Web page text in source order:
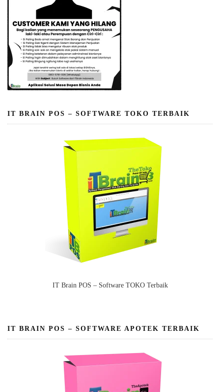
IT BRAIN POS – SOFTWARE TOKO TERBAIK
IT Brain POS – Software TOKO Terbaik
IT BRAIN POS – SOFTWARE APOTEK TERBAIK